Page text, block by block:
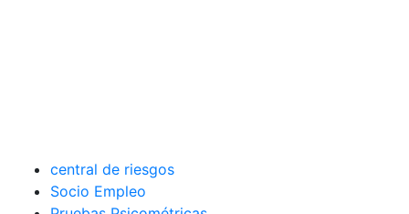
central de riesgos
Socio Empleo